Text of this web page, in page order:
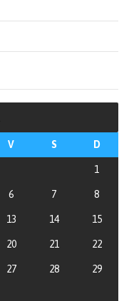
V S D
1
6 7 8
13 14 15
20 21 22
27 28 29